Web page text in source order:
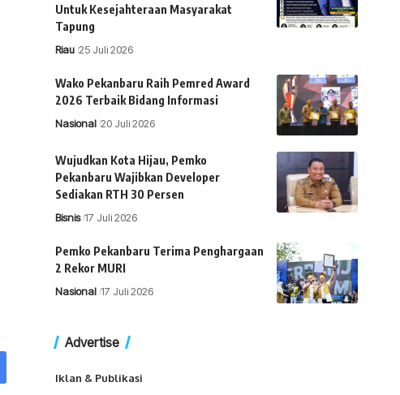
Untuk Kesejahteraan Masyarakat
Tapung
Riau 25 Juli 2026
Wako Pekanbaru Raih Pemred Award
2026 Terbaik Bidang Informasi
Nasional 20 Juli 2026
Wujudkan Kota Hijau, Pemko
Pekanbaru Wajibkan Developer
Sediakan RTH 30 Persen
Bisnis 17 Juli 2026
Pemko Pekanbaru Terima Penghargaan
2 Rekor MURI
Nasional 17 Juli 2026
Advertise
Iklan & Publikasi